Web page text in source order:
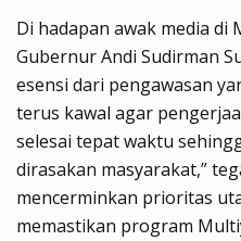
Di hadapan awak media di
Gubernur Andi Sudirman
esensi dari pengawasan
terus kawal agar
selesai tepat waktu
dirasakan masyarakat,”
mencerminkan prioritas
memastikan program